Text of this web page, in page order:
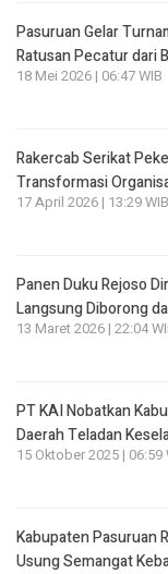
Pasuruan Gelar
Ratusan Pecatur dari
18 Mei 2026 | 06:47 WIB
Rakercab Serikat
Transformasi
17 April 2026 | 13:29 WIB
Panen Duku Rejoso
Langsung Diborong
13 Maret 2026 | 22:04
PT KAI Nobatkan
Daerah Teladan
15 Oktober 2025 | 06:59
Kabupaten Pasuruan
Usung Semangat